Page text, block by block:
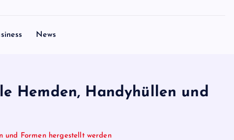
News
Hemden, Handyhüllen und
und Formen hergestellt werden